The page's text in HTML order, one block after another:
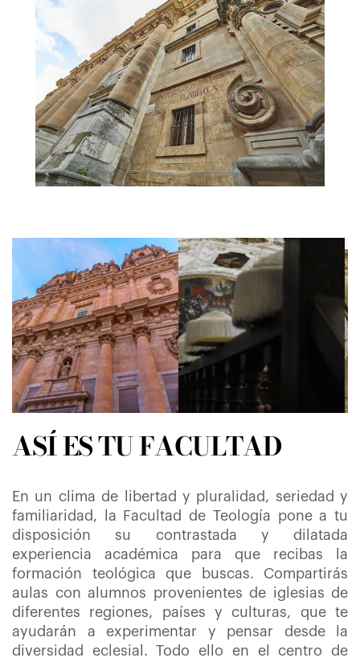
ASÍ ES TU FACULTAD
En un clima de libertad y pluralidad, seriedad y
familiaridad, la Facultad de Teología pone a tu
disposición su contrastada y dilatada
experiencia académica para que recibas la
formación teológica que buscas. Compartirás
aulas con alumnos provenientes de iglesias de
diferentes regiones, países y culturas, que te
ayudarán a experimentar y pensar desde la
diversidad eclesial. Todo ello en el centro de